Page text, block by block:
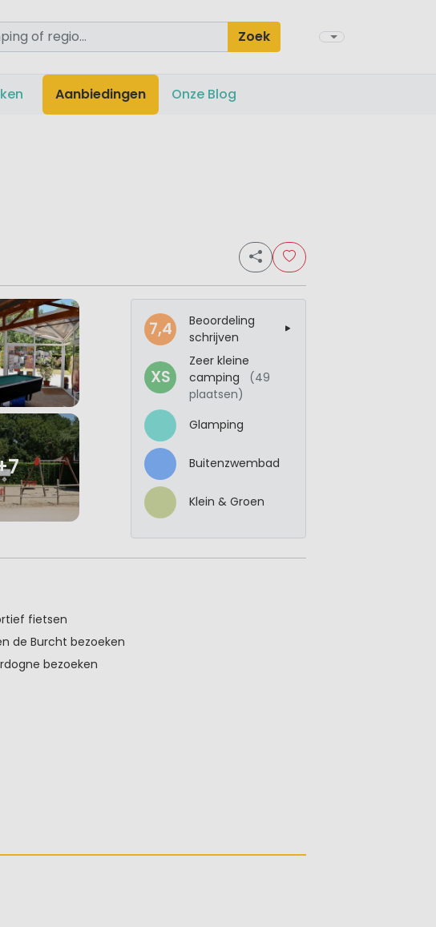
Zoek
Aanbiedingen Onze Blog
7,4
Beoordeling
schrijven
XS
Zeer kleine
camping
(49
plaatsen)
Glamping
Buitenzwembad
Klein & Groen
fietsen
de Burcht bezoeken
bezoeken